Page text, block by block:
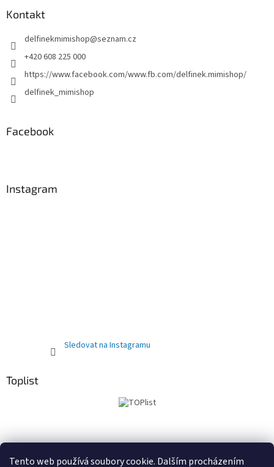
Tento web používá soubory cookie. Dalším procházením
Kontakt
delfinekmimishop@seznam.cz
+420 608 225 000
https://www.facebook.com/www.fb.com/delfinek.mimishop/
delfinek_mimishop
Facebook
Instagram
Sledovat na Instagramu
Toplist